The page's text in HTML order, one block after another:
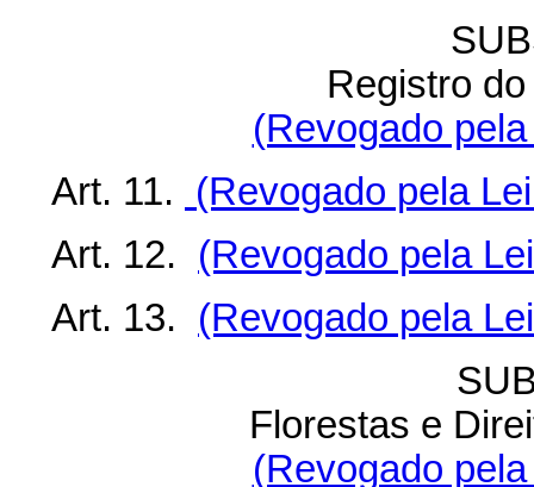
Registro
(Revogado
Art. 11.
(Revogado pela
Art. 12. (Revogado pela
Art. 13. (Revogado pela
Florestas e
(Revogado